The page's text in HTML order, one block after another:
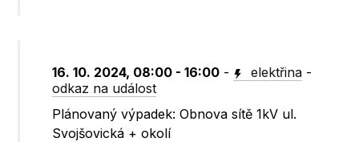
16. 10. 2024, 08:00 - 16:00 - elektřina -
odkaz na událost
Plánovaný výpadek: Obnova sítě 1kV ul.
Svojšovická + okolí